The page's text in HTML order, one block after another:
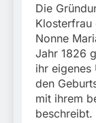
Die
Klosterfrau
Nonne
Jahr 1826
ihr eigenes
den
mit ihrem